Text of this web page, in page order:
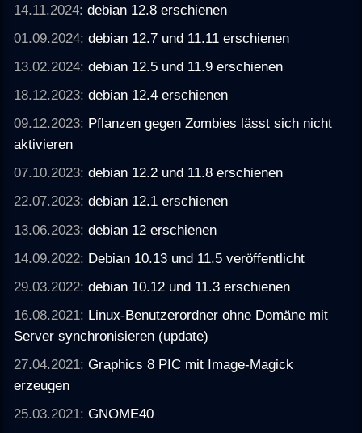
14.11.2024:debian 12.8 erschienen
01.09.2024:debian 12.7 und 11.11 erschienen
13.02.2024:debian 12.5 und 11.9 erschienen
18.12.2023:debian 12.4 erschienen
09.12.2023: Pflanzen gegen Zombies lässt sich nicht
aktivieren
07.10.2023:debian 12.2 und 11.8 erschienen
22.07.2023:debian 12.1 erschienen
13.06.2023:debian 12 erschienen
14.09.2022: Debian 10.13 und 11.5 veröffentlicht
29.03.2022:debian 10.12 und 11.3 erschienen
16.08.2021: Linux-Benutzerordner ohne Domäne mit
Server synchronisieren (update)
27.04.2021:Graphics 8 PIC mit Image-Magick
erzeugen
25.03.2021:GNOME40